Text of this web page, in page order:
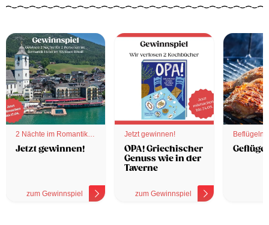
2 Nächte im Romantik
Hotel
Jetzt gewinnen!
zum Gewinnspiel
Jetzt gewinnen!
OPA! Griechischer
Genuss wie in der
Taverne
zum Gewinnspiel